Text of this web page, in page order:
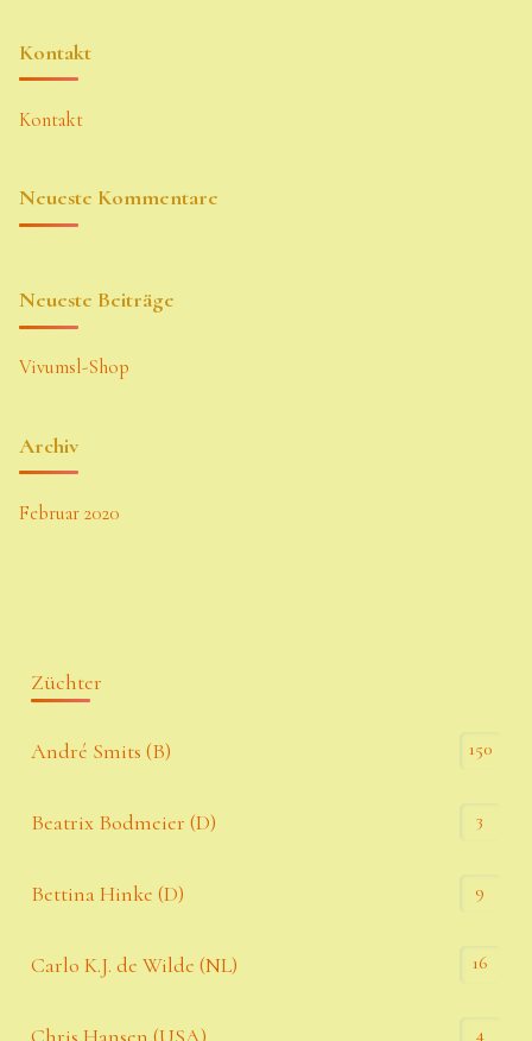
Kontakt
Kontakt
Neueste Kommentare
Neueste Beiträge
Vivumsl-Shop
Archiv
Februar 2020
Züchter
André Smits (B) 150
Beatrix Bodmeier (D) 3
Bettina Hinke (D) 9
Carlo K.J. de Wilde (NL) 16
4